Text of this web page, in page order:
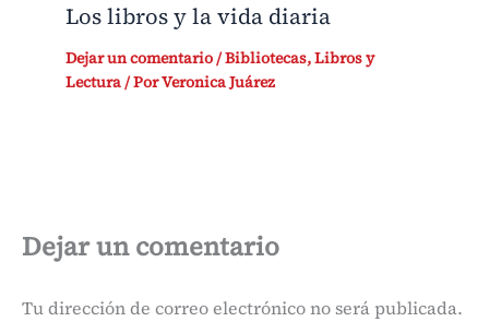
Los libros y la vida diaria
Dejar un comentario/Bibliotecas,Libros y
Lectura/ PorVeronica Juárez
Dejar un comentario
Tu dirección de correo electrónico no será publicada.